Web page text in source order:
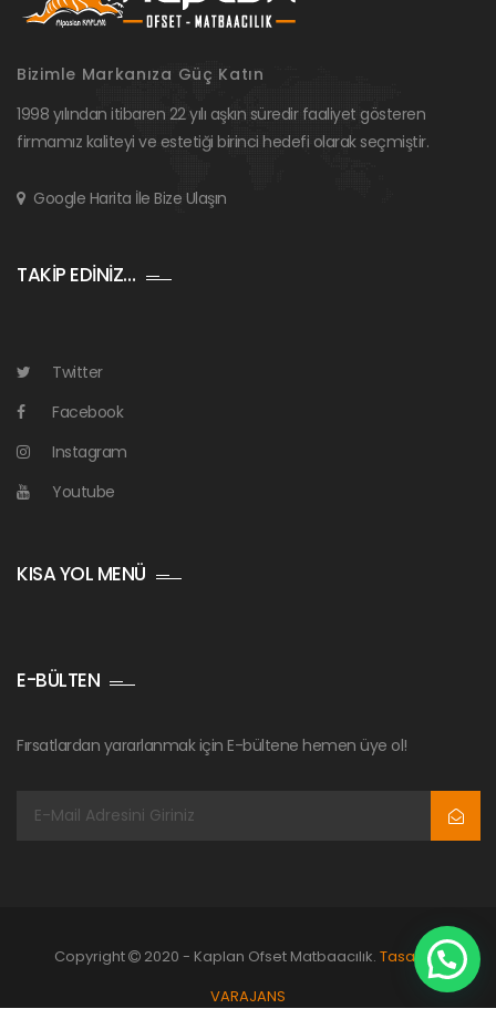
Bizimle Markanıza Güç Katın
1998 yılından itibaren 22 yılı aşkın süredir faaliyet gösteren
firmamız kaliteyi ve estetiği birinci hedefi olarak seçmiştir.
Google Harita İle Bize Ulaşın
TAKİP EDİNİZ…
Twitter
Facebook
Instagram
Youtube
KISA YOL MENÜ
E-BÜLTEN
Fırsatlardan yararlanmak için E-bültene hemen üye ol!
Copyright 2020 - Kaplan Ofset Matbaacılık. Tasarım:
VARAJANS